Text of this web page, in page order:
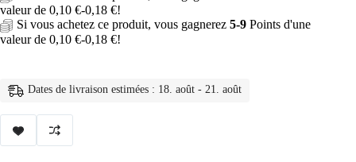
Portable
à
lumière
USB
valeur de 0,10 €-0,18 €!
Si vous achetez ce produit, vous gagnerez 5-9 Points d'une
valeur de 0,10 €-0,18 €!
Dates de livraison estimées : 18. août - 21. août